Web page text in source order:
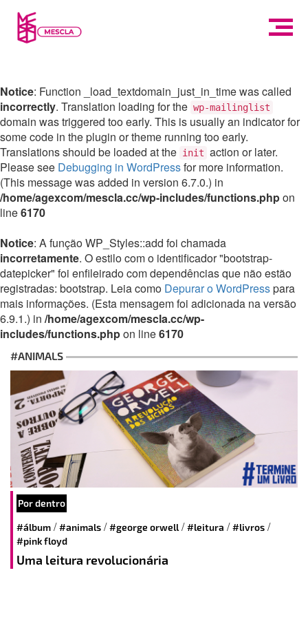
Notice: Function _load_textdomain_just_in_time was called
incorrectly. Translation loading for the wp-mailinglist
domain was triggered too early. This is usually an indicator for
some code in the plugin or theme running too early.
Translations should be loaded at the init action or later.
Please see Debugging in WordPressfor more information.
(This message was added in version 6.7.0.) in
/home/agexcom/mescla.cc/wp-includes/functions.phpon
line6170
Notice: A função WP_Styles::add foi chamada
incorretamente. O estilo com o identificador "bootstrap-
datepicker" foi enfileirado com dependências que não estão
registradas: bootstrap. Leia como Depurar o WordPresspara
mais informações. (Esta mensagem foi adicionada na versão
6.9.1.) in /home/agexcom/mescla.cc/wp-
includes/functions.phpon line6170
#ANIMALS
Por dentro
#álbum /#animals /#george orwell/#leitura /#livros /
#pink floyd
Uma leitura revolucionária